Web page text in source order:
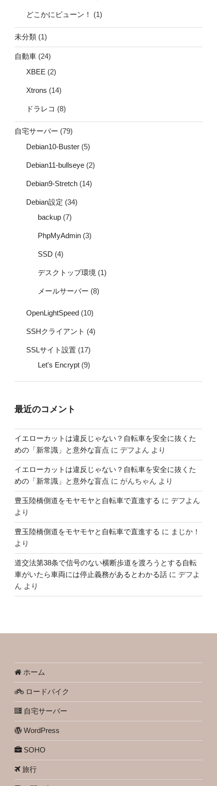
どこかにビューン！ (1)
未分類 (1)
自動車 (24)
XBEE (2)
Xtrons (14)
ドラレコ (8)
自宅サーバー (79)
Debian10-Buster (5)
Debian11-bullseye (2)
Debian9-Stretch (14)
Debian設定 (34)
backup (7)
PhpMyAdmin (3)
SSD (4)
デスクトップ環境 (1)
メールサーバー (8)
OpenLightSpeed (10)
SSHクライアント (4)
SSLサイト設置 (17)
Let's Encrypt (9)
最近のコメント
イエローカットは違反じゃない？自転車を安全に抜くた
めの「新常識」と意外な盲点 に デフよん より
イエローカットは違反じゃない？自転車を安全に抜くた
めの「新常識」と意外な盲点 に がんちゃん より
豊玉陸橋側道をモヤモヤと自転車で直進する に デフよん
より
豊玉陸橋側道をモヤモヤと自転車で直進する に まじか！
より
道交法第38条で信号のない横断歩道を渡ろうとする自転
車がいたら車両には停止義務があるとわかる話 に デフよ
ん より
ホーム
ロードバイク
自宅サーバー
WordPress
SOHO
旅行